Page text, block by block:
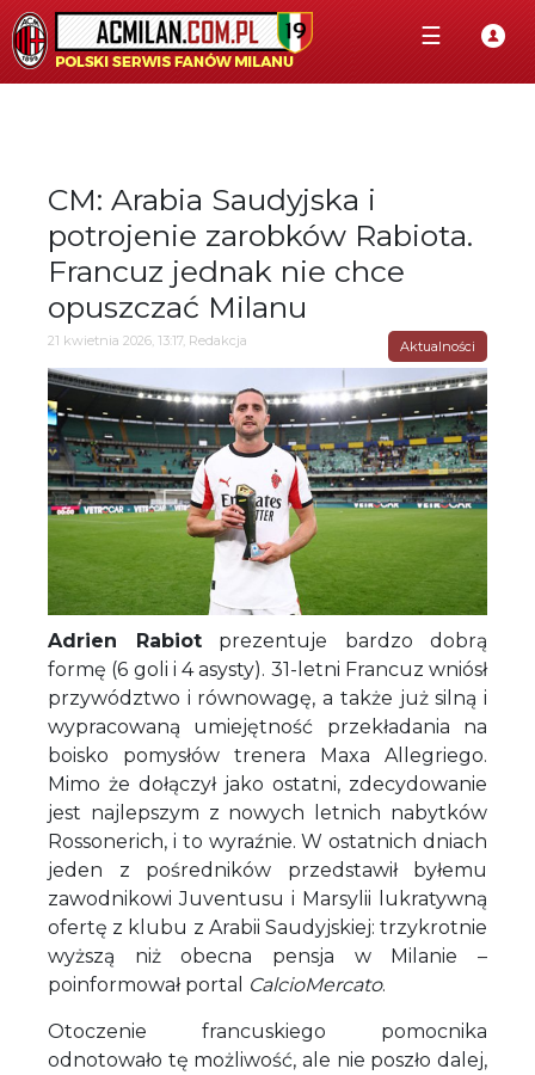
☰
CM: Arabia Saudyjska i
potrojenie zarobków Rabiota.
Francuz jednak nie chce
opuszczać Milanu
21 kwietnia 2026, 13:17, Redakcja Aktualności
Adrien Rabiotprezentuje bardzo dobrą
formę (6 goli i 4 asysty). 31-letni Francuz wniósł
przywództwo i równowagę, a także już silną i
wypracowaną umiejętność przekładania na
boisko pomysłów trenera Maxa Allegriego.
Mimo że dołączył jako ostatni, zdecydowanie
jest najlepszym z nowych letnich nabytków
Rossonerich, i to wyraźnie. W ostatnich dniach
jeden z pośredników przedstawił byłemu
zawodnikowi Juventusu i Marsylii lukratywną
ofertę z klubu z Arabii Saudyjskiej: trzykrotnie
wyższą niż obecna pensja w Milanie –
poinformował portal
CalcioMercato.
Otoczenie francuskiego pomocnika
odnotowało tę możliwość, ale nie poszło dalej,